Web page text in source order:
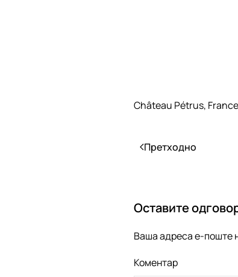
Château Pétrus, France
Претходно
Оставите
Ваша адреса е-поште
Коментар